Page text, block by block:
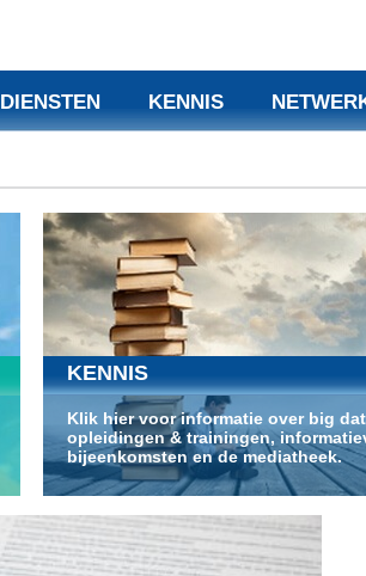
DIENSTEN KENNIS
KENNIS
Klik hier voor informatie over big
opleidingen & trainingen,
bijeenkomsten en de mediatheek.